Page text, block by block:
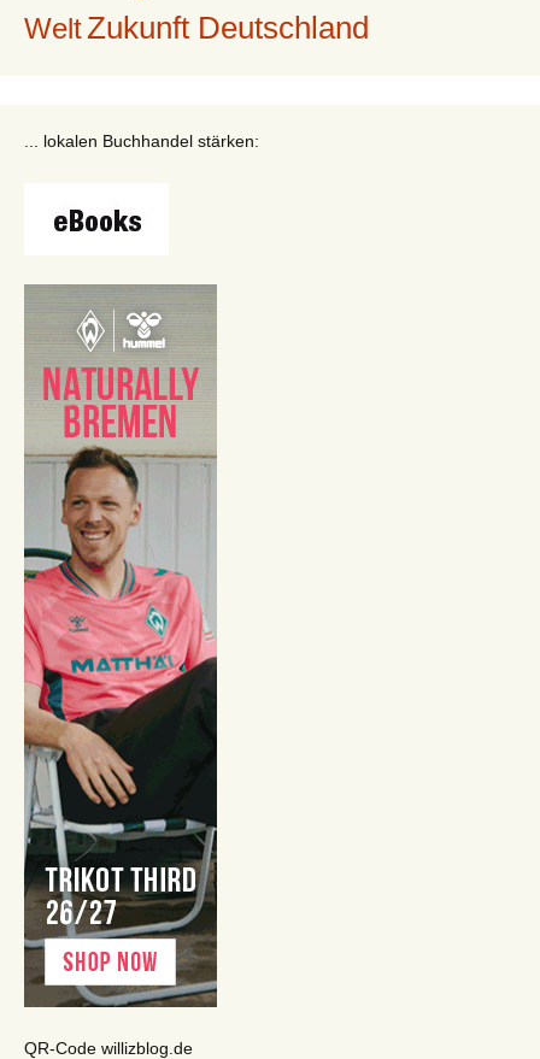
WeltZukunft Deutschland
... lokalen Buchhandel stärken:
QR-Code willizblog.de